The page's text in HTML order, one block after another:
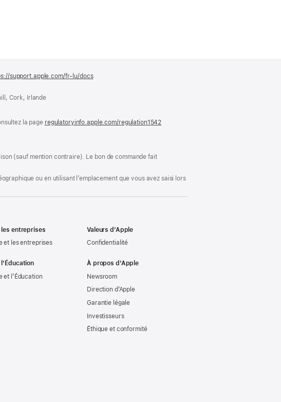
support.apple.com/fr-lu/docs(s’ouvre
Cork, Irlande
la page regulatoryinfo.apple.com/regulation1542
(sauf mention contraire). Le bon de commande fait
ou en utilisant l’emplacement que vous avez saisi lors
les entreprises
et les entreprises
l’Éducation
et l’Éducation
Valeurs d’Apple
Confidentialité
À propos d’Apple
Newsroom
Direction d’Apple
Garantie légale
Investisseurs
Éthique et conformité